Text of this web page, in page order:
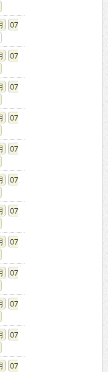
07
07
07
07
07
07
07
07
07
07
07
07